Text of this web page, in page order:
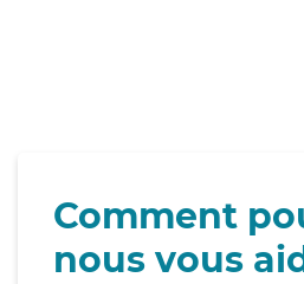
Comment
nous vous